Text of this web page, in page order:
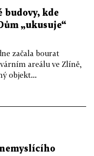
budovy, kde
„ukusuje“
začala bourat
areálu ve Zlíně,
objekt...